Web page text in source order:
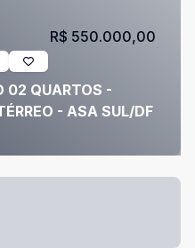
02 QUARTOS -
- ASA SUL/DF
R$ 550.000,00